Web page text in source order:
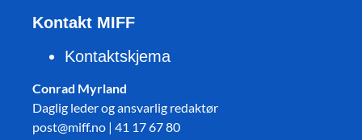
Kontakt MIFF
Kontaktskjema
Conrad Myrland
Daglig leder og ansvarlig redaktør
post@miff.no | 41 17 67 80